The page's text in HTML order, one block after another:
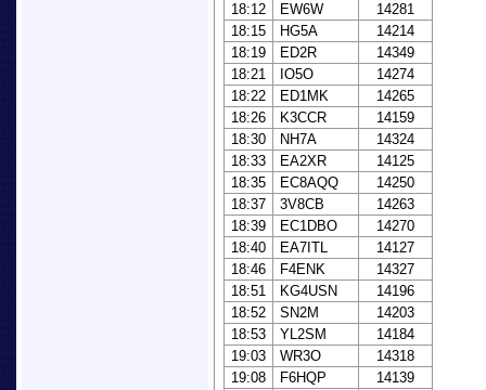
18:12
EW6W
14281
18:15
HG5A
14214
18:19
ED2R
14349
18:21
IO5O
14274
18:22
ED1MK
14265
18:26
K3CCR
14159
18:30
NH7A
14324
18:33
EA2XR
14125
18:35
EC8AQQ
14250
18:37
3V8CB
14263
18:39
EC1DBO
14270
18:40
EA7ITL
14127
18:46
F4ENK
14327
18:51
KG4USN
14196
18:52
SN2M
14203
18:53
YL2SM
14184
19:03
WR3O
14318
19:08
F6HQP
14139